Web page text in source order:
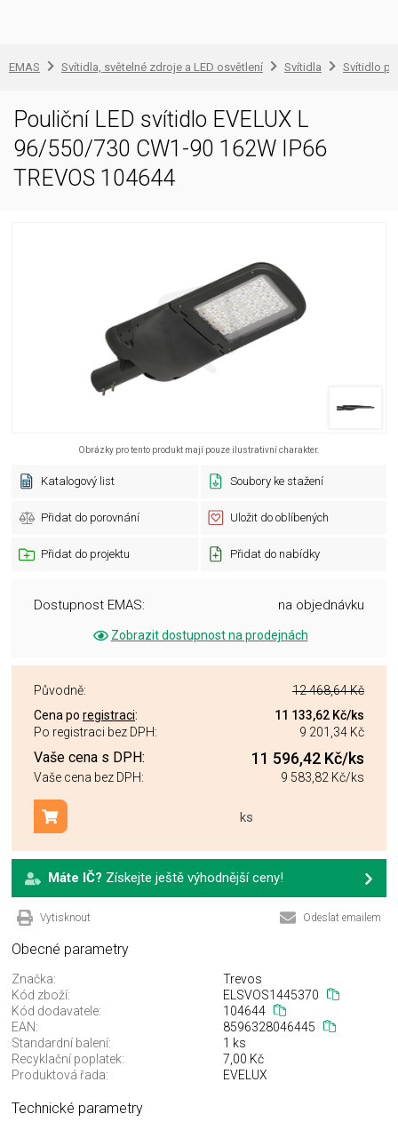
EMAS Svítidla, světelné zdroje a LED osvětlení Svítidla Svítidlo
Pouliční LED svítidlo EVELUX L
96/550/730 CW1-90 162W IP66
TREVOS 104644
Obrázky pro tento produkt mají pouze ilustrativní charakter.
Katalogový list Soubory ke stažení
Přidat do porovnání Uložit do oblíbených
Přidat do projektu Přidat do nabídky
Dostupnost EMAS: na objednávku
Zobrazit dostupnost na prodejnách
Původně:
12 468,64 Kč
Cena po registraci: 11 133,62 Kč/ks
Po registraci bez DPH:
9 201,34 Kč
Vaše cena s DPH: 11 596,42 Kč/ks
Vaše cena bez DPH: 9 583,82 Kč/ks
ks
Přidat do košíku
Máte IČ? Získejte ještě výhodnější ceny!
Vytisknout Odeslat emailem
Obecné parametry
Značka:
Trevos
Kód zboží:
ELSVOS1445370
Kód dodavatele:
104644
EAN:
8596328046445
Standardní balení:
1 ks
Recyklační poplatek:
7,00 Kč
Produktová řada:
EVELUX
Technické parametry